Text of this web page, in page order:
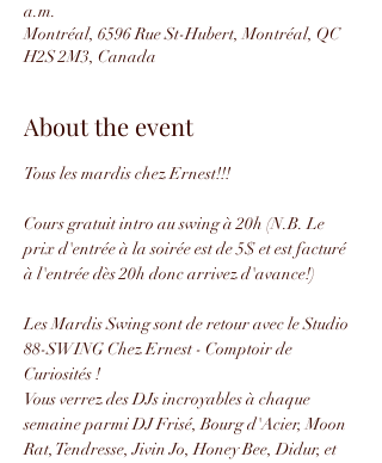
a.m.
Montréal, 6596 Rue St-Hubert, Montréal, QC
H2S 2M3, Canada
About the event
Tous les mardis chez Ernest!!!
Cours gratuit intro au swing à 20h (N.B. Le
prix d'entrée à la soirée est de 5$ et est facturé
à l'entrée dès 20h donc arrivez d'avance!)
Les Mardis Swing sont de retour avec le Studio
88-SWING Chez Ernest - Comptoir de
Curiosités !
Vous verrez des DJs incroyables à chaque
semaine parmi DJ Frisé, Bourg d'Acier, Moon
Rat, Tendresse, Jivin Jo, Honey Bee, Didur, et